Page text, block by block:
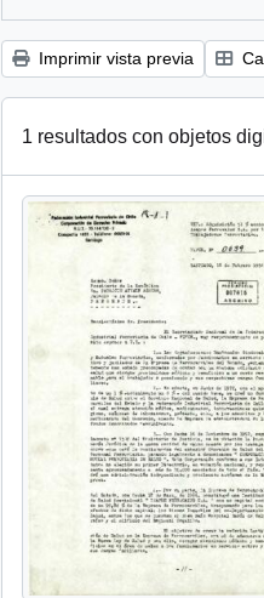
Imprimir vista previa
1 resultados con objetos